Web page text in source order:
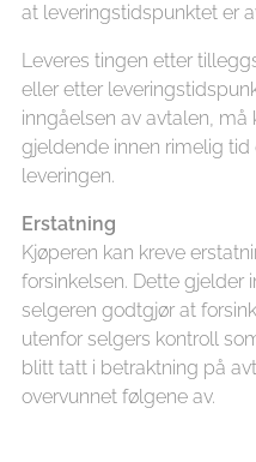
at leveringstidspunktet er
Leveres tingen etter
eller etter
inngåelsen av avtalen, må
gjeldende innen rimelig
leveringen.
Erstatning
Kjøperen kan kreve
forsinkelsen. Dette gjelder
selgeren godtgjør at
utenfor selgers kontroll
blitt tatt i betraktning på
overvunnet følgene av.